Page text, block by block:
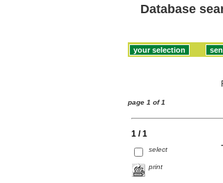
Database
page 1 of 1
1 / 1
select
print